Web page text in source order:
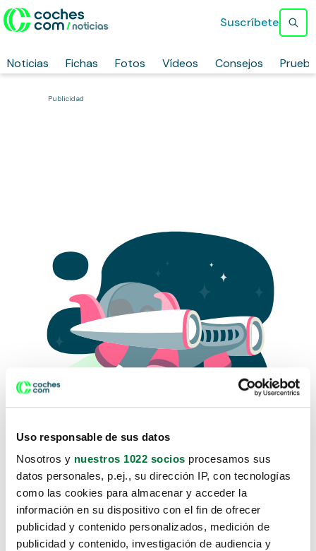
Uso responsable de sus datos
Nosotros y nuestros 1022 socios procesamos sus
datos personales, p.ej., su dirección IP, con tecnologías
como las cookies para almacenar y acceder la
información en su dispositivo con el fin de ofrecer
publicidad y contenido personalizados, medición de
publicidad y contenido, investigación de audiencia y
Noticias Fichas Fotos Vídeos Consejos
Suscríbete
Publicidad
Lo sentimos, no sabemos como
te hemos traido hasta aquí.